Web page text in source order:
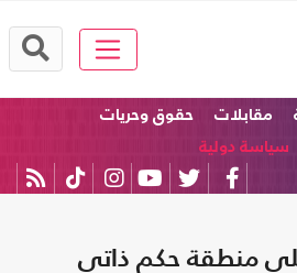
مقابلات
حقوق وحريات
سياسة دولية
منطقة حكم ذاتي